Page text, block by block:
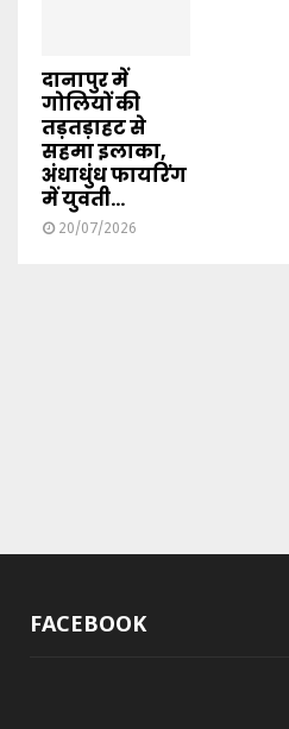
दानापुर में
गोलियों की
तड़तड़ाहट से
सहमा इलाका,
अंधाधुंध फायरिंग
में युवती...
20/07/2026
FACEBOOK